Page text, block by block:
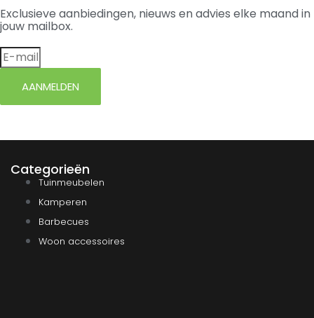
Exclusieve aanbiedingen, nieuws en advies elke maand in
jouw mailbox.
AANMELDEN
Categorieën
Tuinmeubelen
Kamperen
Barbecues
Woon accessoires